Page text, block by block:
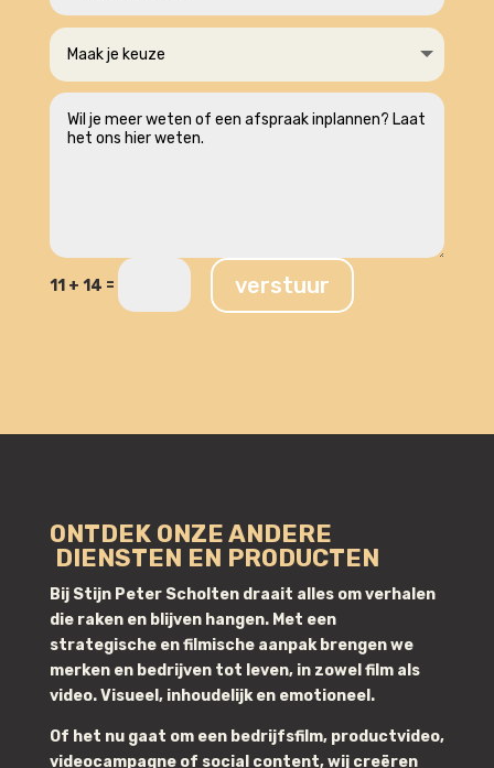
11 + 14 = verstuur
ONTDEK ONZE ANDERE
DIENSTEN EN PRODUCTEN
Bij Stijn Peter Scholtendraait alles om verhalen
die raken en blijven hangen. Met een
strategische en filmische aanpak brengen we
merken en bedrijven tot leven, in zowel film als
video. Visueel, inhoudelijk en emotioneel.
Of het nu gaat om een bedrijfsfilm, productvideo,
videocampagne of social content, wij creëren